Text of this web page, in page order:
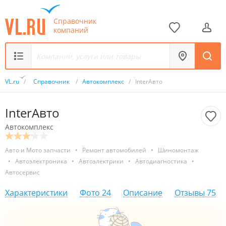
Справочник
компаний
VL.ru / Справочник / Автокомплекс / InterАвто
InterАвто
Автокомплекс
Авто и Мото запчасти • Ремонт автомобилей •
Шиномонтаж
• Автоэлектроника • Автоэлектрики • Автодиагностика
•
Автосервис
Характеристики Фото 24 Описание Отзывы 75